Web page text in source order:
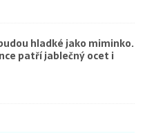
hladké jako miminko.
patří jablečný ocet i